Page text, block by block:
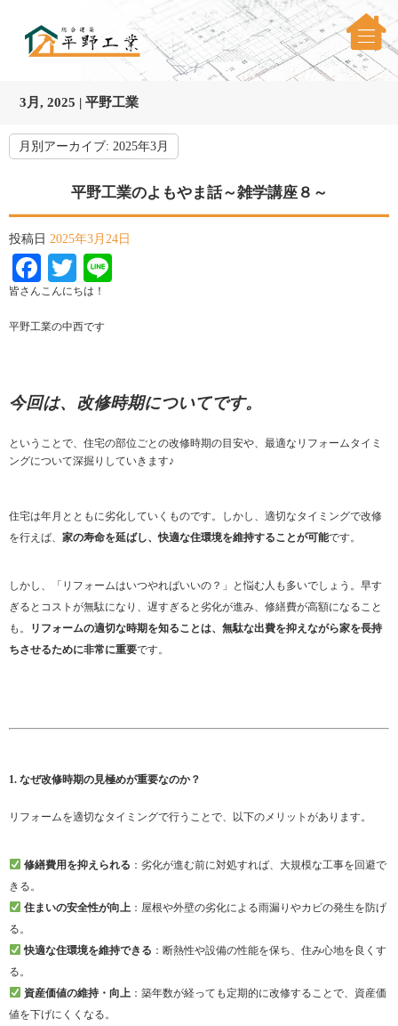
3月, 2025 | 平野工業
月別アーカイブ: 2025年3月
平野工業のよもやま話～雑学講座８～
投稿日 2025年3月24日
Facebook
Twitter
皆さんこんにちは！
平野工業の中西です
今回は、改修時期についてです。
ということで、住宅の部位ごとの改修時期の目安や、最適なリフォームタイミ
ングについて深掘りしていきます♪
住宅は年月とともに劣化していくものです。しかし、適切なタイミングで改修
を行えば、 家の寿命を延ばし、快適な住環境を維持することが可能です。
しかし、「リフォームはいつやればいいの？」と悩む人も多いでしょう。早す
ぎるとコストが無駄になり、遅すぎると劣化が進み、修繕費が高額になること
も。
リフォームの適切な時期を知ることは、無駄な出費を抑えながら家を長持
ちさせるために非常に重要です。
1. なぜ改修時期の見極めが重要なのか？
リフォームを適切なタイミングで行うことで、以下のメリットがあります。
修繕費用を抑えられる ：劣化が進む前に対処すれば、大規模な工事を回避で
きる。
住まいの安全性が向上：屋根や外壁の劣化による雨漏りやカビの発生を防げ
る。
快適な住環境を維持できる ：断熱性や設備の性能を保ち、住み心地を良くす
る。
資産価値の維持・向上：築年数が経っても定期的に改修することで、資産価
値を下げにくくなる。